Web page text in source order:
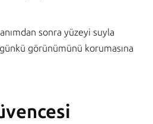
sonra yüzeyi suyla
görünümünü korumasına